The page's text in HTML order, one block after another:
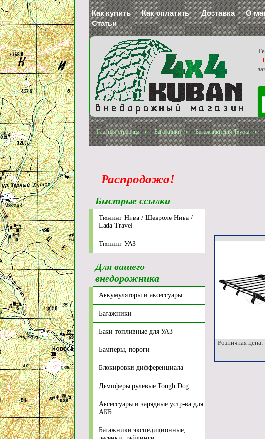
Как купить Как оплатить Доставка О
Статьи
Главная страница Багажники Багажники для Toyota
Розничная цена:
Распродажа!
Быстрые ссылки
Тюнинг Нива / Шевроле Нива /
Lada Travel
Тюнинг УАЗ
Для вашего
внедорожника
Аккумуляторы и аксессуары
Багажники
Баки топливные для УАЗ
Бамперы, пороги
Блокировки дифференциала
Демпферы рулевые Tough Dog
Аксессуары и зарядные устр-ва для
АКБ
Багажники экспедиционные,